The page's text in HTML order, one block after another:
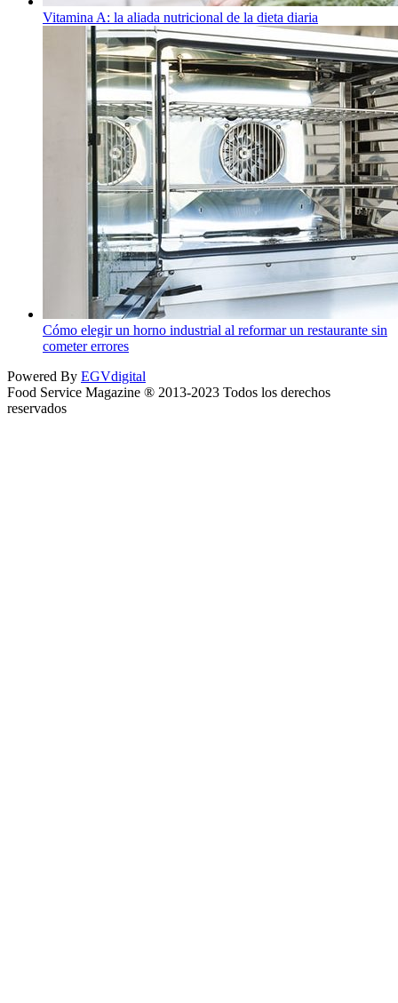
Vitamina A: la aliada nutricional de la dieta diaria
Cómo elegir un horno industrial al reformar un restaurante sin
cometer errores
Powered By EGVdigital
Food Service Magazine ® 2013-2023 Todos los derechos
reservados